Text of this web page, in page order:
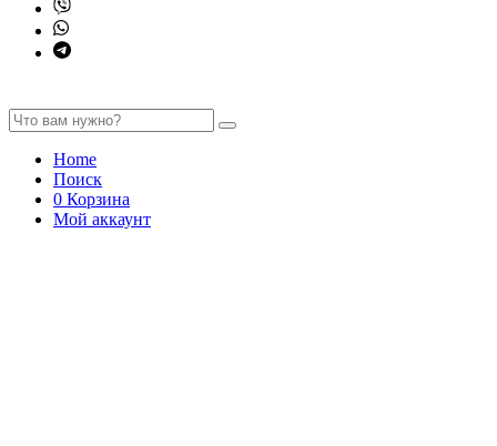
Home
Поиск
0 Корзина
Мой аккаунт